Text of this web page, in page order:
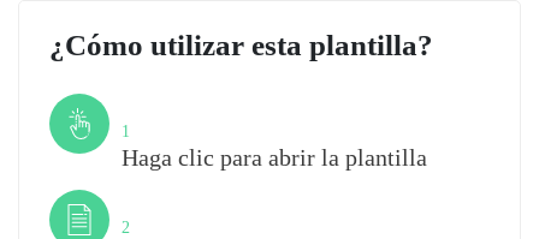
¿Cómo utilizar esta plantilla?
1
Haga clic para abrir la plantilla
2